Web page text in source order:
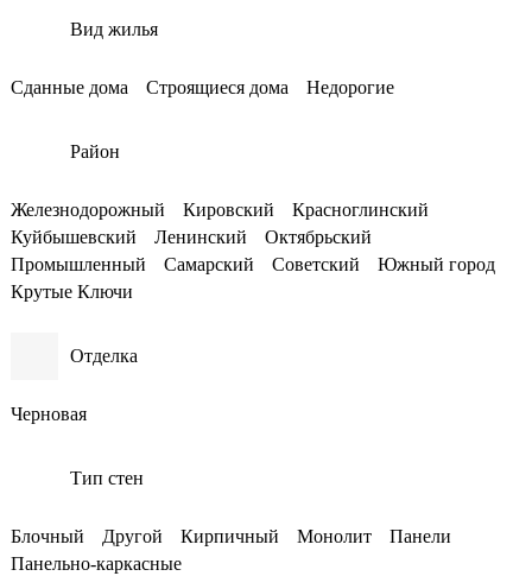
Вид жилья
Сданные дома Строящиеся дома Недорогие
Район
Железнодорожный Кировский
Красноглинский
Куйбышевский
Ленинский
Октябрьский
Промышленный
Самарский Советский
Южный город
Крутые Ключи
Отделка
Черновая
Тип стен
Блочный Другой Кирпичный Монолит
Панели
Панельно-каркасные